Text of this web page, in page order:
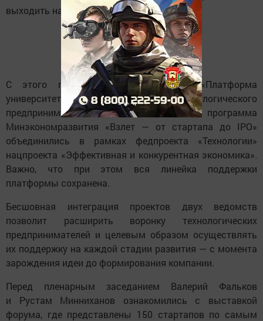
выходить на стадию IPO.
С этого года проект Минобрнауки «Платформа
университетского технологического
предпринимательства» и программа
Минэкономразвития «Взлет — от стартапа до IPO»
объединились в рамках федпроекта «Технологии»
нацпроекта «Эффективная и конкурентная экономика».
Важно, что при этом вся линейка поддержки
платформы сохранена.
Бесшовная интеграция проектов двух ведомств
позволит расширить воронку технологических
предпринимателей и целевым образом осуществлять
их поддержку на каждой стадии развития — с момента
зарождения идеи до формирования компании.
Перед пленарным заседанием Валерий Фальков
и Рустам Минниханов ознакомились с выставкой
форума, где представлены 150 стартапов по самым